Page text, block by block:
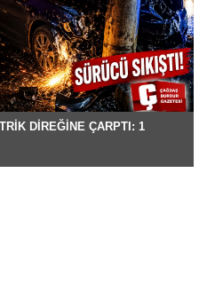
DİREĞİNE ÇARPTI: 1